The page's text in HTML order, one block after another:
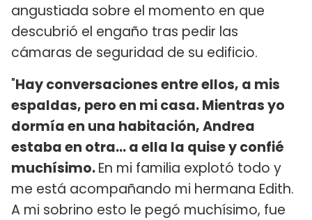
angustiada sobre el momento en que
descubrió el engaño tras pedir las
cámaras de seguridad de su edificio.
"Hay conversaciones entre ellos, a mis
espaldas, pero en mi casa. Mientras yo
dormía en una habitación, Andrea
estaba en otra... a ella la quise y confié
muchísimo.En mi familia explotó todo y
me está acompañando mi hermana Edith.
A mi sobrino esto le pegó muchísimo, fue